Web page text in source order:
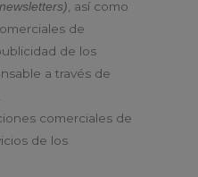
newsletters) , así como
de
de los
a través de
comerciales de
de los